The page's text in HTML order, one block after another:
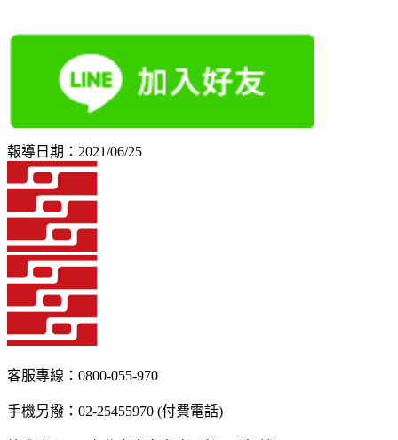
報導日期：2021/06/25
客服專線：0800-055-970
手機另撥：02-25455970 (付費電話)